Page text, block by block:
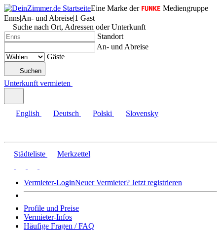
Eine Marke der
Mediengruppe
Enns|An- und Abreise|1 Gast
Suche nach Ort, Adressen oder Unterkunft
Standort
An- und Abreise
Gäste
Suchen
Unterkunft vermieten
English Deutsch Polski Slovensky
Städteliste Merkzettel
Vermieter-LoginNeuer Vermieter? Jetzt registrieren
Profile und Preise
Vermieter-Infos
Häufige Fragen / FAQ